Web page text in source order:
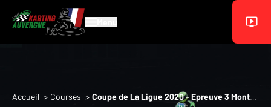
Aller au contenu principal
Fil d'Ariane
Accueil Courses Coupe de La Ligue 2020 - Epreuve 3 Montbrison